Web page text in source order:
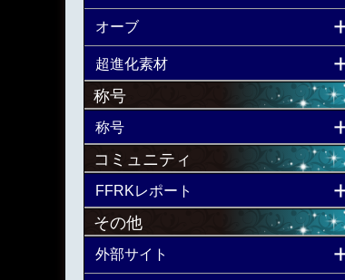
オーブ
超進化素材
称号
称号
コミュニティ
FFRKレポート
その他
外部サイト